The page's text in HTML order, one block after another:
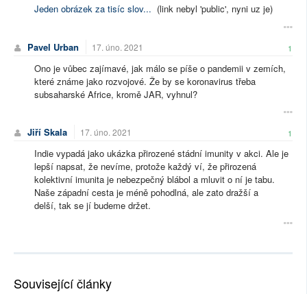
Jeden obrázek za tisíc slov... (link nebyl 'public', nyni uz je)
Pavel Urban 17. úno. 2021 1
Ono je vůbec zajímavé, jak málo se píše o pandemii v zemích,
které známe jako rozvojové. Že by se koronavirus třeba
subsaharské Africe, kromě JAR, vyhnul?
Jiří Skala 17. úno. 2021 1
Indie vypadá jako ukázka přirozené stádní imunity v akci. Ale je
lepší napsat, že nevíme, protože každý ví, že přirozená
kolektivní imunita je nebezpečný blábol a mluvit o ní je tabu.
Naše západní cesta je méně pohodlná, ale zato dražší a
delší, tak se jí budeme držet.
Související články